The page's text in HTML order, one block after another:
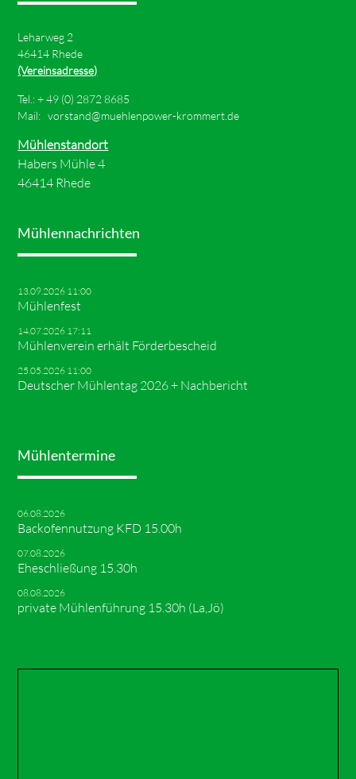
Leharweg 2
46414 Rhede
(Vereinsadresse)
Tel.: +49 (0) 2872 8685
Mail:vorstand@muehlenpower-krommert.de
Mühlenstandort
Habers Mühle 4
46414 Rhede
Mühlennachrichten
13.09.2026 11:00
Mühlenfest
14.07.2026 17:11
Mühlenverein erhält Förderbescheid
25.05.2026 11:00
Deutscher Mühlentag 2026 + Nachbericht
Mühlentermine
06.08.2026
Backofennutzung KFD 15.00h
07.08.2026
Eheschließung 15.30h
08.08.2026
private Mühlenführung 15.30h (La,Jö)